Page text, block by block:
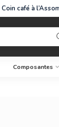
Coin café à
Composantes